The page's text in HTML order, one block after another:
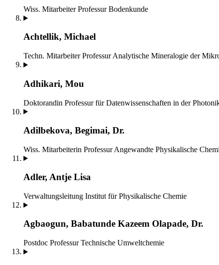
Wiss. Mitarbeiter Professur Bodenkunde
Achtellik, Michael
Techn. Mitarbeiter Professur Analytische Mineralogie der
Adhikari, Mou
Doktorandin Professur für Datenwissenschaften in der
Adilbekova, Begimai, Dr.
Wiss. Mitarbeiterin Professur Angewandte Physikalische
Adler, Antje Lisa
Verwaltungsleitung Institut für Physikalische Chemie
Agbaogun, Babatunde Kazeem Olapade, Dr.
Postdoc Professur Technische Umweltchemie